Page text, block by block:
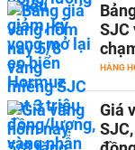
SJC
HÀNG
Giá